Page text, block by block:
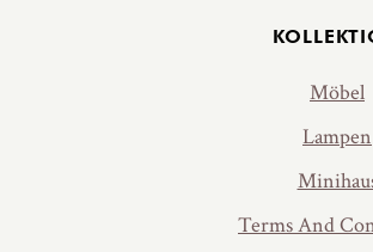
Möbel
Lampen
Terms And